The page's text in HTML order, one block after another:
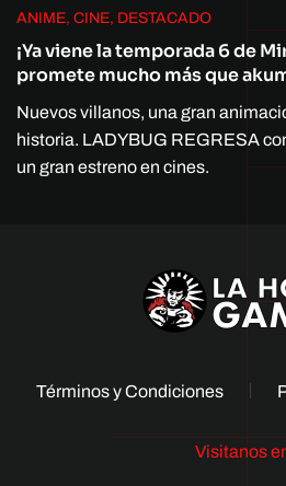
ANIME, CINE, DESTACADO
¡Ya viene la temporada 6 de
promete mucho más que
Nuevos villanos, una gran
historia. LADYBUG REGRESA
un gran estreno en cines.
Términos y Condiciones
Visitanos